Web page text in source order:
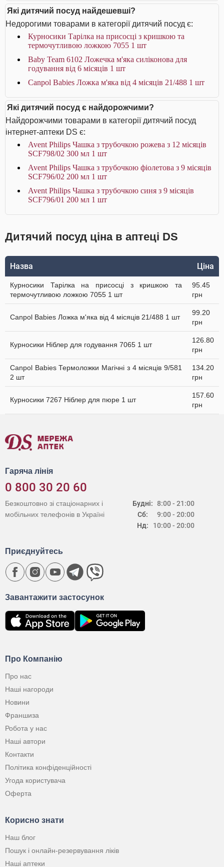
Які дитячий посуд найдешевші?
Недорогими товарами в категорії дитячий посуд є:
Курносики Тарілка на присосці з кришкою та
термочутливою ложкою 7055 1 шт
Baby Team 6102 Ложечка м'яка силіконова для
годування від 6 місяців 1 шт
Canpol Babies Ложка м'яка від 4 місяців 21/488 1 шт
Які дитячий посуд є найдорожчими?
Найдорожчими товарами в категорії дитячий посуд
інтернет-аптеки DS є:
Avent Philips Чашка з трубочкою рожева з 12 місяців
SCF798/02 300 мл 1 шт
Avent Philips Чашка з трубочкою фіолетова з 9 місяців
SCF796/02 200 мл 1 шт
Avent Philips Чашка з трубочкою синя з 9 місяців
SCF796/01 200 мл 1 шт
Дитячий посуд ціна в аптеці DS
Назва Ціна
Курносики Тарілка на присосці з кришкою та
термочутливою ложкою 7055 1 шт
95.45
грн
Canpol Babies Ложка м'яка від 4 місяців 21/488 1 шт
99.20
грн
Курносики Ніблер для годування 7065 1 шт
126.80
грн
Canpol Babies Термоложки Магічні з 4 місяців 9/581
2 шт
134.20
грн
Курносики 7267 Ніблер для пюре 1 шт
157.60
грн
Гаряча лінія
0 800 30 20 60
Будні:
Сб:
Нд:
8:00 - 21:00
9:00 - 20:00
10:00 - 20:00
Безкоштовно зі стаціонарних і
мобільних телефонів в Україні
Про Компанію
Про нас
Наші нагороди
Новини
Франшиза
Робота у нас
Наші автори
Контакти
Політика конфіденційності
Угода користувача
Оферта
Корисно знати
Наш блог
Пошук і онлайн-резервування ліків
Наші аптеки
Завантажити застосунок
Приєднуйтесь